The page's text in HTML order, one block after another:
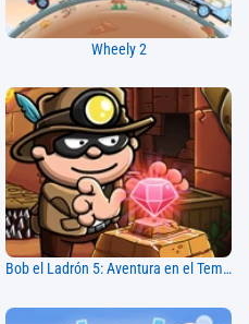
Wheely 2
Bob el Ladrón 5: Aventura en el Templo